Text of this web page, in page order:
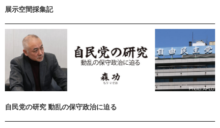
展示空間採集記
自民党の研究 動乱の保守政治に迫る